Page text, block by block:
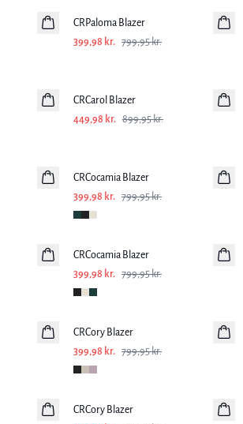
CRPaloma Blazer
399,98 kr. 799,95 kr.
CRCarol Blazer
449,98 kr. 899,95 kr.
CRCocamia Blazer
399,98 kr. 799,95 kr.
-50%
CRCocamia Blazer
399,98 kr. 799,95 kr.
-50%
CRCory Blazer
399,98 kr. 799,95 kr.
-50%
CRCory Blazer